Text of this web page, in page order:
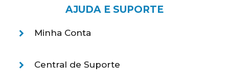
AJUDA E SUPORTE
Minha Conta
Central de Suporte